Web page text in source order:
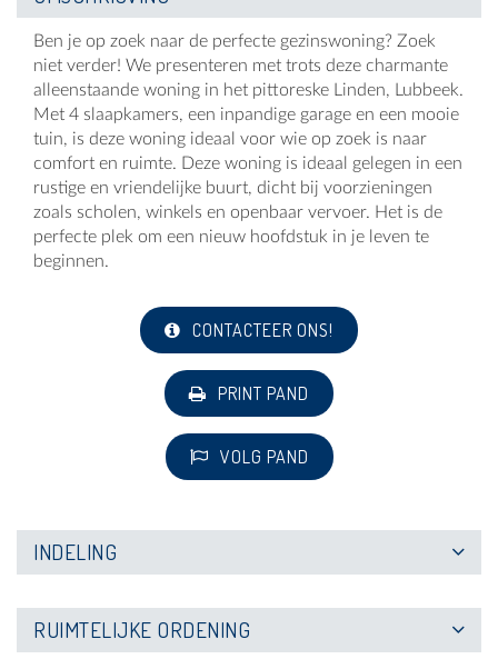
Ben je op zoek naar de perfecte gezinswoning? Zoek
niet verder! We presenteren met trots deze charmante
alleenstaande woning in het pittoreske Linden, Lubbeek.
Met 4 slaapkamers, een inpandige garage en een mooie
tuin, is deze woning ideaal voor wie op zoek is naar
comfort en ruimte. Deze woning is ideaal gelegen in een
rustige en vriendelijke buurt, dicht bij voorzieningen
zoals scholen, winkels en openbaar vervoer. Het is de
perfecte plek om een nieuw hoofdstuk in je leven te
beginnen.
CONTACTEER ONS!
PRINT PAND
VOLG PAND
INDELING
RUIMTELIJKE ORDENING